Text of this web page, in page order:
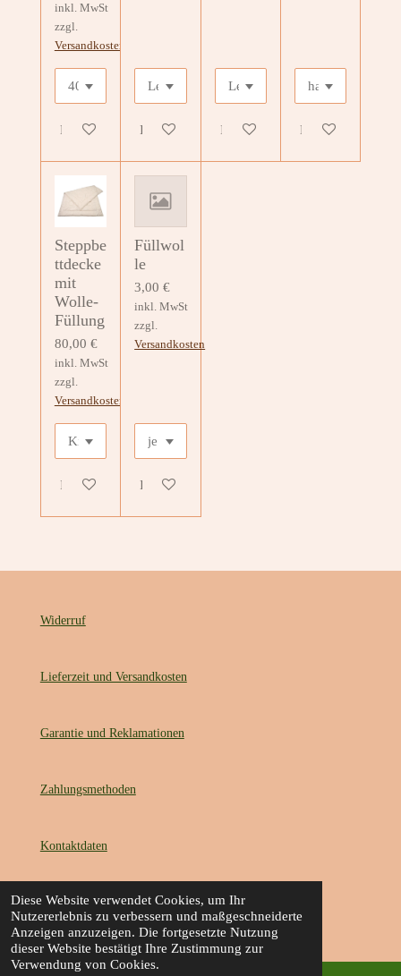
Diese Website verwendet Cookies, um Ihr
Nutzererlebnis zu verbessern und maßgeschneiderte
Anzeigen anzuzeigen. Die fortgesetzte Nutzung
dieser Website bestätigt Ihre Zustimmung zur
Verwendung von Cookies.
inkl. MwSt
zzgl.
Versandkosten
Details anzeigenIn den WarenkorbIn den WarenkorbDetails anzeigen
Steppbe
ttdecke
mit
Wolle-
Füllung
80,00 €
inkl. MwSt
zzgl.
Versandkosten
In den Warenkorb
Füllwol
le
3,00 €
inkl. MwSt
zzgl.
Versandkosten
In den Warenkorb
Widerruf
Lieferzeit und Versandkosten
Garantie und Reklamationen
Zahlungsmethoden
Kontaktdaten
Datenschutz
Impressum